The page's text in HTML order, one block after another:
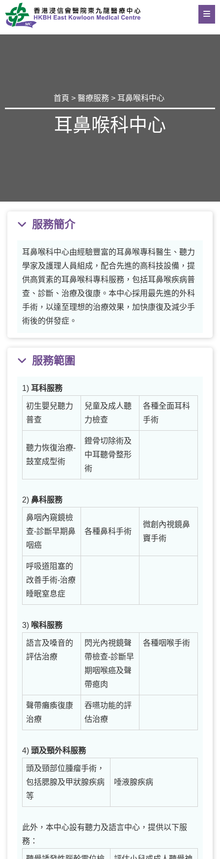
首頁 > 醫療服務> 耳鼻喉科中心
耳鼻喉科中心
服務簡介
耳鼻喉科中心由經驗豐富的耳鼻喉專科醫生、聽力
學家及護理人員組成，配合先進的高科技設備，提
供高質素的耳鼻喉科專科服務，包括耳鼻喉疾病普
查、診斷、治療及復康。本中心採用最先進的外科
手術，以達至理想的治療效果，加快康復及減少手
術後的併發症。
服務範圍
1) 耳科服務
初生嬰兒聽力
普查
兒童及成人聽
力檢查
各種全面耳科
手術
聽力恢復治療-
鼓室成型術
鐙骨切除術及
中耳聽骨整形
術
2) 鼻科服務
鼻咽內窺鏡檢
查-診斷早期鼻
咽癌
各種鼻科手術
微創內視鏡鼻
竇手術
呼吸道阻塞的
改善手術-治療
睡眠窒息症
3) 喉科服務
語言及嗓音的
評估治療
閃光內視鏡聲
帶檢查-診斷早
期咽喉癌及聲
帶瘜肉
各種咽喉手術
聲帶癱瘓復康
治療
吞嚥功能的評
估治療
4) 頭及頸外科服務
頭及頸部位腫瘤手術，
包括腮腺及甲狀腺疾病
等
唾液腺疾病
此外，本中心設有聽力及語言中心，提供以下服
務：